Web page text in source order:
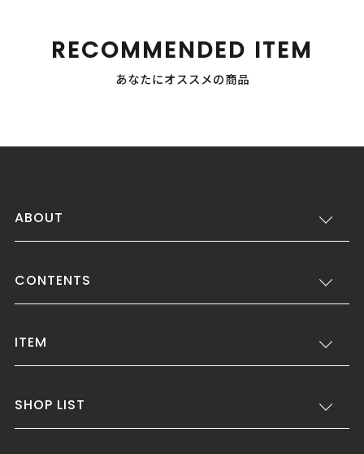
RECOMMENDED ITEM
あなたにオススメの商品
ABOUT
CONTENTS
ITEM
SHOP LIST